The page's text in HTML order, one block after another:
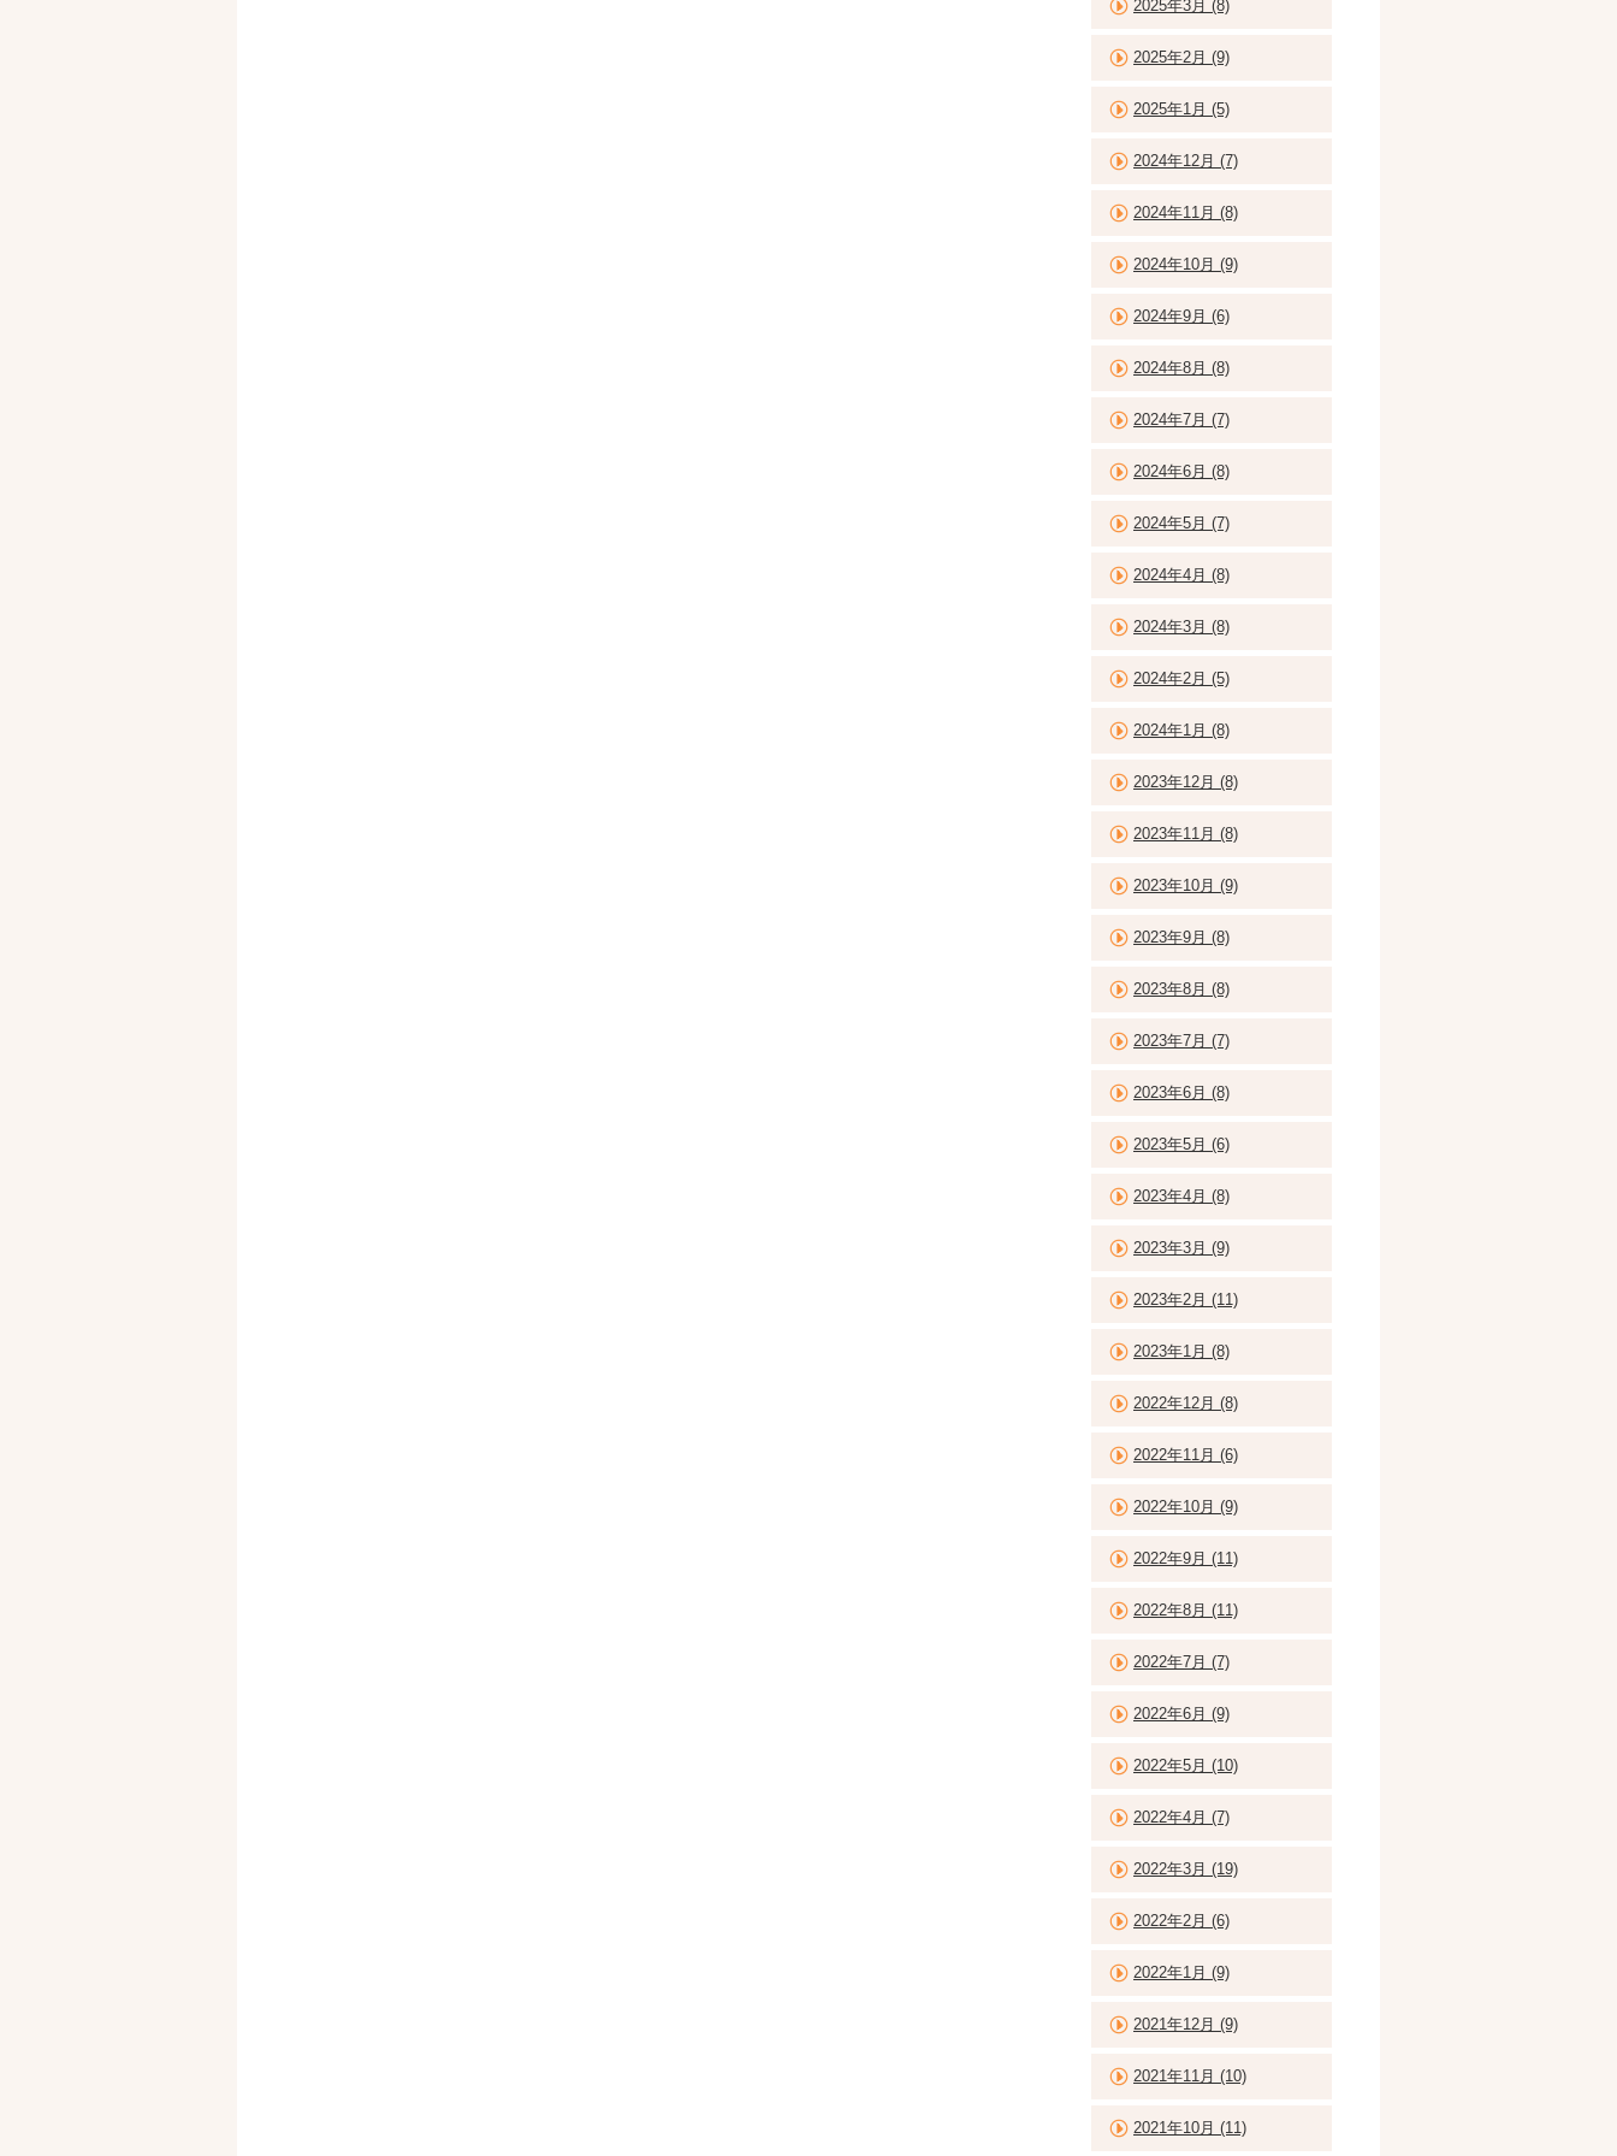
2025年3月 (8)
2025年2月 (9)
2025年1月 (5)
2024年12月 (7)
2024年11月 (8)
2024年10月 (9)
2024年9月 (6)
2024年8月 (8)
2024年7月 (7)
2024年6月 (8)
2024年5月 (7)
2024年4月 (8)
2024年3月 (8)
2024年2月 (5)
2024年1月 (8)
2023年12月 (8)
2023年11月 (8)
2023年10月 (9)
2023年9月 (8)
2023年8月 (8)
2023年7月 (7)
2023年6月 (8)
2023年5月 (6)
2023年4月 (8)
2023年3月 (9)
2023年2月 (11)
2023年1月 (8)
2022年12月 (8)
2022年11月 (6)
2022年10月 (9)
2022年9月 (11)
2022年8月 (11)
2022年7月 (7)
2022年6月 (9)
2022年5月 (10)
2022年4月 (7)
2022年3月 (19)
2022年2月 (6)
2022年1月 (9)
2021年12月 (9)
2021年11月 (10)
2021年10月 (11)